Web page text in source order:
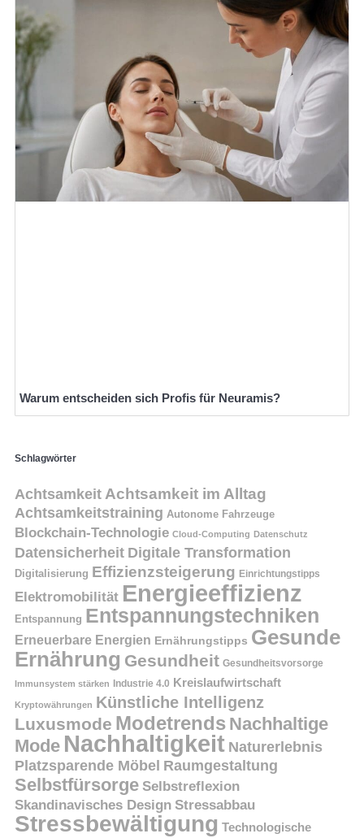
Warum entscheiden sich Profis für Neuramis?
Schlagwörter
AchtsamkeitAchtsamkeit im Alltag
Achtsamkeitstraining Autonome Fahrzeuge
Blockchain-Technologie Cloud-Computing Datenschutz
Datensicherheit Digitale Transformation
Digitalisierung Effizienzsteigerung Einrichtungstipps
Elektromobilität Energieeffizienz
Entspannung Entspannungstechniken
Erneuerbare Energien Ernährungstipps Gesunde
Ernährung Gesundheit Gesundheitsvorsorge
Immunsystem stärken Industrie 4.0 Kreislaufwirtschaft
Kryptowährungen Künstliche Intelligenz
Luxusmode Modetrends Nachhaltige
Mode Nachhaltigkeit Naturerlebnis
Platzsparende Möbel Raumgestaltung
Selbstfürsorge Selbstreflexion
Skandinavisches Design Stressabbau
Stressbewältigung Technologische